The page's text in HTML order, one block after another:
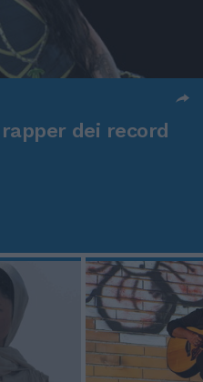
dei record